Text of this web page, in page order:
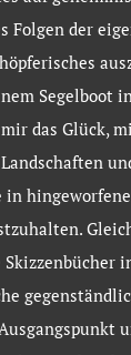
Folgen der
Segelboot
das Glück,
in